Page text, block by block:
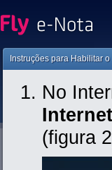
Instruções para Habilitar
No
Internet
(figura